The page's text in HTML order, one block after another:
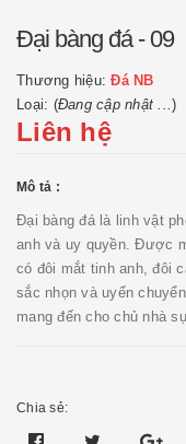
Đại bàng đá - 09
Thương hiệu:Đá NB
Loại: (Đang cập nhật ...)
Liên hệ
Mô tả :
Đại bàng đá là linh vật
anh và uy quyền. Được
có đôi mắt tinh anh, đôi
sắc nhọn và uyển
mang đến cho chủ nhà
Chia sẻ: